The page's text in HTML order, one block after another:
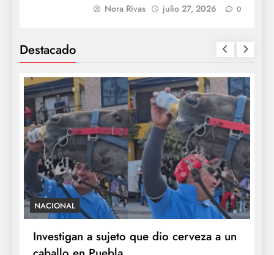
Nora Rivas julio 27, 2026 0
Destacado
NACIONAL
Investigan a sujeto que dio cerveza a un